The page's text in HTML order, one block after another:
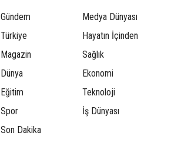
Gündem
Medya Dünyası
Türkiye
Hayatın İçinden
Magazin
Sağlık
Dünya
Ekonomi
Eğitim
Teknoloji
Spor
İş Dünyası
Son Dakika